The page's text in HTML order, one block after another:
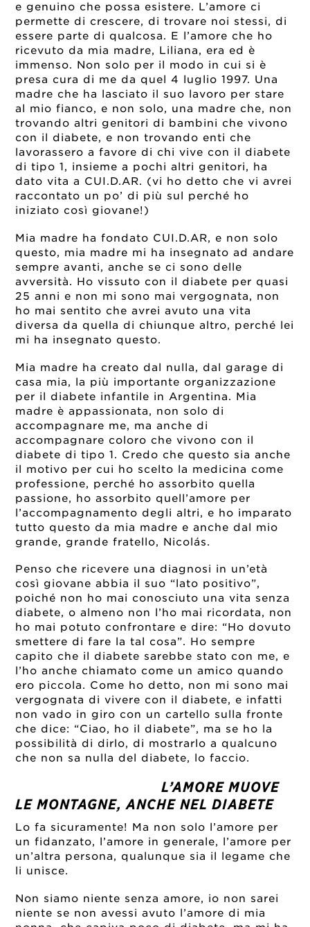
e genuino che possa esistere. L’amore ci
permette di crescere, di trovare noi stessi, di
essere parte di qualcosa. E l’amore che ho
ricevuto da mia madre, Liliana, era ed è
immenso. Non solo per il modo in cui si è
presa cura di me da quel 4 luglio 1997. Una
madre che ha lasciato il suo lavoro per stare
al mio fianco, e non solo, una madre che, non
trovando altri genitori di bambini che vivono
con il diabete, e non trovando enti che
lavorassero a favore di chi vive con il diabete
di tipo 1, insieme a pochi altri genitori, ha
dato vita a CUI.D.AR. (vi ho detto che vi avrei
raccontato un po’ di più sul perché ho
iniziato così giovane!)
Mia madre ha fondato CUI.D.AR, e non solo
questo, mia madre mi ha insegnato ad andare
sempre avanti, anche se ci sono delle
avversità. Ho vissuto con il diabete per quasi
25 anni e non mi sono mai vergognata, non
ho mai sentito che avrei avuto una vita
diversa da quella di chiunque altro, perché lei
mi ha insegnato questo.
Mia madre ha creato dal nulla, dal garage di
casa mia, la più importante organizzazione
per il diabete infantile in Argentina. Mia
madre è appassionata, non solo di
accompagnare me, ma anche di
accompagnare coloro che vivono con il
diabete di tipo 1. Credo che questo sia anche
il motivo per cui ho scelto la medicina come
professione, perché ho assorbito quella
passione, ho assorbito quell’amore per
l’accompagnamento degli altri, e ho imparato
tutto questo da mia madre e anche dal mio
grande, grande fratello, Nicolás.
Penso che ricevere una diagnosi in un’età
così giovane abbia il suo “lato positivo”,
poiché non ho mai conosciuto una vita senza
diabete, o almeno non l’ho mai ricordata, non
ho mai potuto confrontare e dire: “Ho dovuto
smettere di fare la tal cosa”. Ho sempre
capito che il diabete sarebbe stato con me, e
l’ho anche chiamato come un amico quando
ero piccola. Come ho detto, non mi sono mai
vergognata di vivere con il diabete, e infatti
non vado in giro con un cartello sulla fronte
che dice: “Ciao, ho il diabete”, ma se ho la
possibilità di dirlo, di mostrarlo a qualcuno
che non sa nulla del diabete, lo faccio.
L’AMORE MUOVE
LE MONTAGNE, ANCHE NEL DIABETE
Lo fa sicuramente! Ma non solo l’amore per
un fidanzato, l’amore in generale, l’amore per
un’altra persona, qualunque sia il legame che
li unisce.
Non siamo niente senza amore, io non sarei
niente se non avessi avuto l’amore di mia